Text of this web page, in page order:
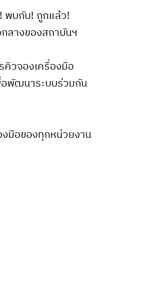
พบกับ! ถูกแล้ว!
ลางของสถาบันฯ
คิวจองเครื่องมือ
อพัฒนาระบบร่วมกัน
งมือของทุกหน่วยงาน